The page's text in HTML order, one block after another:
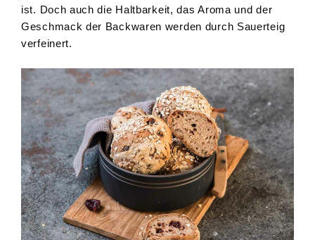
ist. Doch auch die Haltbarkeit, das Aroma und der
Geschmack der Backwaren werden durch Sauerteig
verfeinert.